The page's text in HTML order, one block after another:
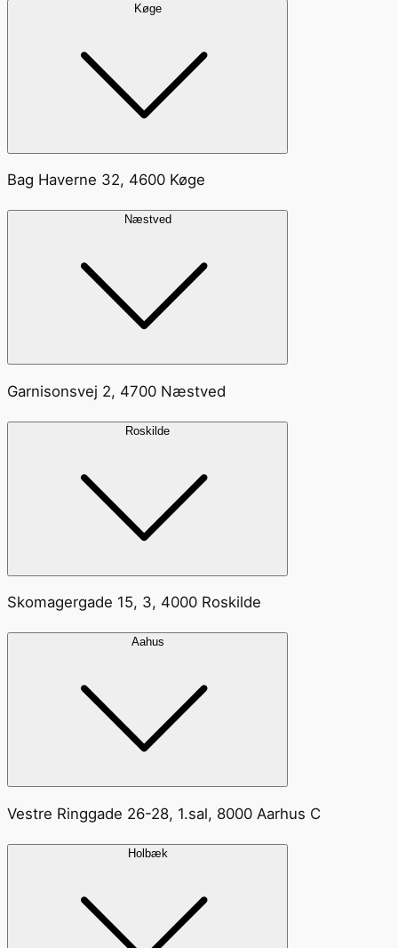
Køge
Bag Haverne 32, 4600 Køge
Næstved
Garnisonsvej 2, 4700 Næstved
Roskilde
Skomagergade 15, 3, 4000 Roskilde
Aahus
Vestre Ringgade 26-28, 1.sal, 8000 Aarhus C
Holbæk